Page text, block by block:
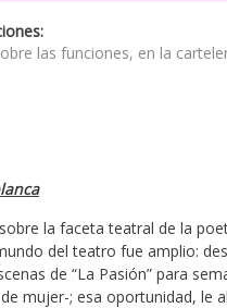
las funciones, en la
la faceta teatral de la
del teatro fue amplio:
de “La Pasión” para
mujer-; esa oportunidad, le